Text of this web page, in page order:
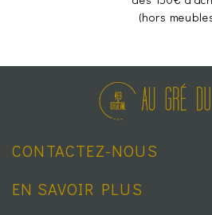
(hors
CONTACTEZ-NOUS
EN SAVOIR PLUS